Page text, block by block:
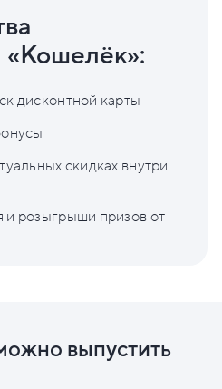
дисконтной карты
скидках внутри
розыгрыши призов от
выпустить